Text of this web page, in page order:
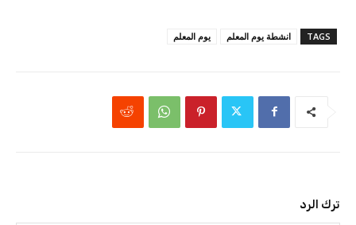
TAGS انشطة يوم المعلم يوم المعلم
ترك الرد